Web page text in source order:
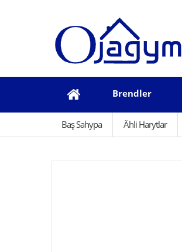
Brendler
Baş Sahypa Ähli Harytlar